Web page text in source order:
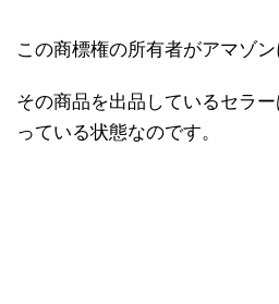
この商標権の所有者がアマゾ
その商品を出品しているセラ
っている状態なのです。